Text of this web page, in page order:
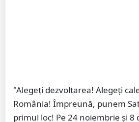
"Alegeți dezvoltarea! Alegeți
România! Împreună, punem
primul loc! Pe 24 noiembrie și 8